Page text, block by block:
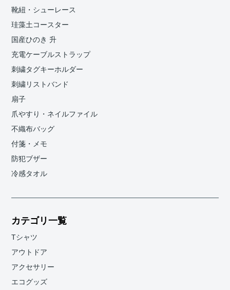
靴紐・シューレース
珪藻土コースター
国産ひのき 升
充電ケーブルストラップ
刺繍タグキーホルダー
刺繍リストバンド
扇子
爪やすり・ネイルファイル
不織布バッグ
付箋・メモ
防犯ブザー
冷感タオル
カテゴリ一覧
Tシャツ
アウトドア
アクセサリー
エコグッズ